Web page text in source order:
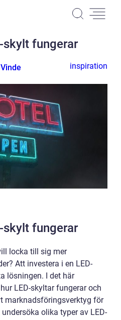
skylt fungerar
inspiration
skylt fungerar
locka till sig mer
Att investera i en LED-
lösningen. I det här
LED-skyltar fungerar och
marknadsföringsverktyg för
olika typer av LED-